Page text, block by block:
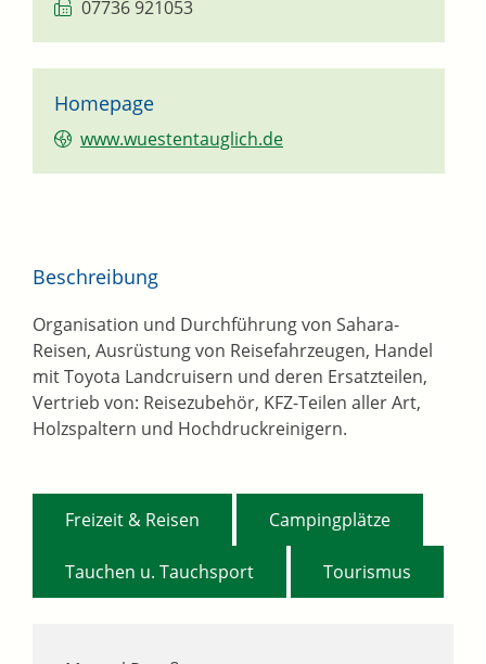
07736 921053
Homepage
www.wuestentauglich.de
Beschreibung
Organisation und Durchführung von Sahara-
Reisen, Ausrüstung von Reisefahrzeugen, Handel
mit Toyota Landcruisern und deren Ersatzteilen,
Vertrieb von: Reisezubehör, KFZ-Teilen aller Art,
Holzspaltern und Hochdruckreinigern.
Freizeit & Reisen Campingplätze
Tauchen u. Tauchsport Tourismus